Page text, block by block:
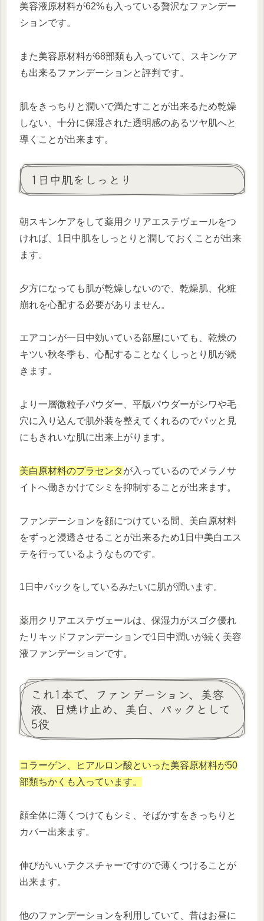
美容液原材料が62%も入っている贅沢なファンデー
ションです。
また美容原材料が68部類も入っていて、スキンケア
も出来るファンデーションと評判です。
肌をきっちりと潤いで満たすことが出来るため乾燥
しない、十分に保湿された透明感のあるツヤ肌へと
導くことが出来ます。
1日中肌をしっとり
朝スキンケアをして薬用クリアエステヴェールをつ
ければ、1日中肌をしっとりと潤しておくことが出来
ます。
夕方になっても肌が乾燥しないので、乾燥肌、化粧
崩れを心配する必要がありません。
エアコンが一日中効いている部屋にいても、乾燥の
キツい秋冬季も、心配することなくしっとり肌が続
きます。
より一層微粒子パウダー、平版パウダーがシワや毛
穴に入り込んで肌外装を整えてくれるのでパッと見
にもきれいな肌に出来上がります。
美白原材料のプラセンタ が入っているのでメラノサ
イトへ働きかけてシミを抑制することが出来ます。
ファンデーションを顔につけている間、美白原材料
をずっと浸透させることが出来るため1日中美白エス
テを行っているようなものです。
1日中パックをしているみたいに肌が潤います。
薬用クリアエステヴェールは、保湿力がスゴク優れ
たリキッドファンデーションで1日中潤いが続く美容
液ファンデーションです。
これ1本で、ファンデーション、美容
液、日焼け止め、美白、パックとして
5役
コラーゲン、ヒアルロン酸といった美容原材料が50
部類ちかくも入っています。
顔全体に薄くつけてもシミ、そばかすをきっちりと
カバー出来ます。
伸びがいいテクスチャーですので薄くつけることが
出来ます。
他のファンデーションを利用していて、昔はお昼に